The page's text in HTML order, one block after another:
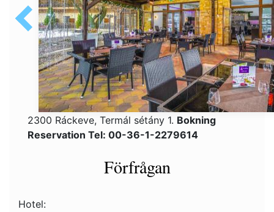
2300 Ráckeve, Termál sétány 1. Bokning
Reservation Tel: 00-36-1-2279614
Förfrågan
Hotel: